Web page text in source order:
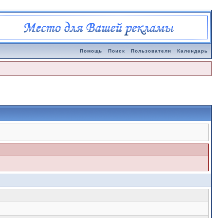
Помощь Поиск Пользователи Календарь